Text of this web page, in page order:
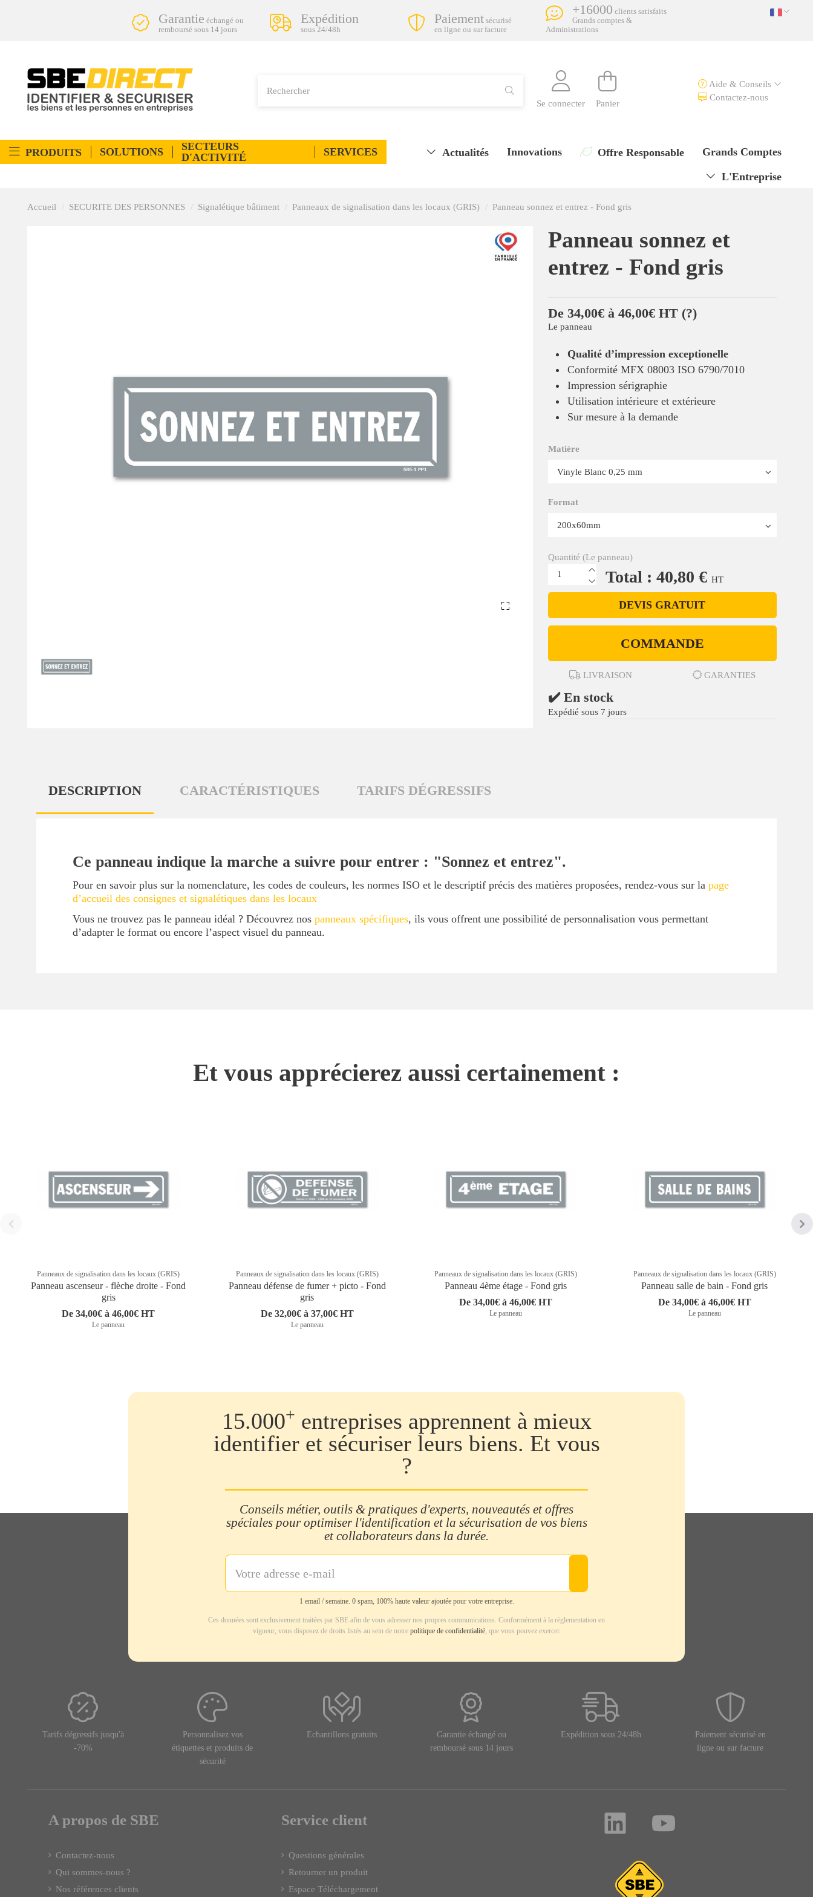
Garantie échangé ou
remboursé sous 14 jours
Expédition
sous 24/48h
Paiement sécurisé
en ligne ou sur facture
+16000 clients satisfaits
Grands comptes &
Administrations
Se connecter Panier
Aide & Conseils
Contactez-nous
PRODUITS SOLUTIONS
SECTEURS
D'ACTIVITÉ
SERVICES Grands Comptes
Offre Responsable
Innovations
Actualités
L'Entreprise
Accueil SECURITE DES PERSONNES Signalétique bâtiment Panneaux de signalisation dans les locaux (GRIS) Panneau sonnez et entrez - Fond gris
Panneau sonnez et
entrez - Fond gris
De 34,00€ à 46,00€ HT (?)
Le panneau
Qualité d’impression exceptionelle
Conformité MFX 08003 ISO 6790/7010
Impression sérigraphie
Utilisation intérieure et extérieure
Sur mesure à la demande
Matière
Format
Quantité (Le panneau)
Total : 40,80 € HT
DEVIS GRATUIT
COMMANDE
LIVRAISON GARANTIES
✔️ En stock
Expédié sous 7 jours
DESCRIPTION CARACTÉRISTIQUES TARIFS DÉGRESSIFS
Ce panneau indique la marche a suivre pour entrer : "Sonnez et entrez".
Pour en savoir plus sur la nomenclature, les codes de couleurs, les normes ISO et le descriptif précis des matières proposées, rendez-vous sur la page
d’accueil des consignes et signalétiques dans les locaux
Vous ne trouvez pas le panneau idéal ? Découvrez nos panneaux spécifiques, ils vous offrent une possibilité de personnalisation vous permettant
d’adapter le format ou encore l’aspect visuel du panneau.
Et vous apprécierez aussi certainement :
Panneaux de signalisation dans les locaux (GRIS)
Panneau ascenseur - flèche droite - Fond
gris
De 34,00€ à 46,00€ HT
Le panneau
Panneaux de signalisation dans les locaux (GRIS)
Panneau défense de fumer + picto - Fond
gris
De 32,00€ à 37,00€ HT
Le panneau
Panneaux de signalisation dans les locaux (GRIS)
Panneau 4ème étage - Fond gris
De 34,00€ à 46,00€ HT
Le panneau
Panneaux de signalisation dans les locaux (GRIS)
Panneau salle de bain - Fond gris
De 34,00€ à 46,00€ HT
Le panneau
15.000+ entreprises apprennent à mieux
identifier et sécuriser leurs biens. Et vous
?
Conseils métier, outils & pratiques d'experts, nouveautés et offres
spéciales pour optimiser l'identification et la sécurisation de vos biens
et collaborateurs dans la durée.
1 email / semaine. 0 spam, 100% haute valeur ajoutée pour votre entreprise.
Ces données sont exclusivement traitées par SBE afin de vous adresser nos propres communications. Conformément à la règlementation en
vigueur, vous disposez de droits listés au sein de notre politique de confidentialité, que vous pouvez exercer.
Tarifs dégressifs jusqu'à
-70%
Personnalisez vos
étiquettes et produits de
sécurité
Echantillons gratuits
Garantie échangé ou
remboursé sous 14 jours
Expédition sous 24/48h
Paiement sécurisé en
ligne ou sur facture
A propos de SBE
Contactez-nous
Qui sommes-nous ?
Nos références clients
Service client
Questions générales
Retourner un produit
Espace Téléchargement